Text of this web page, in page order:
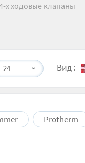
х ходовые клапаны
24 Вид:
Protherm